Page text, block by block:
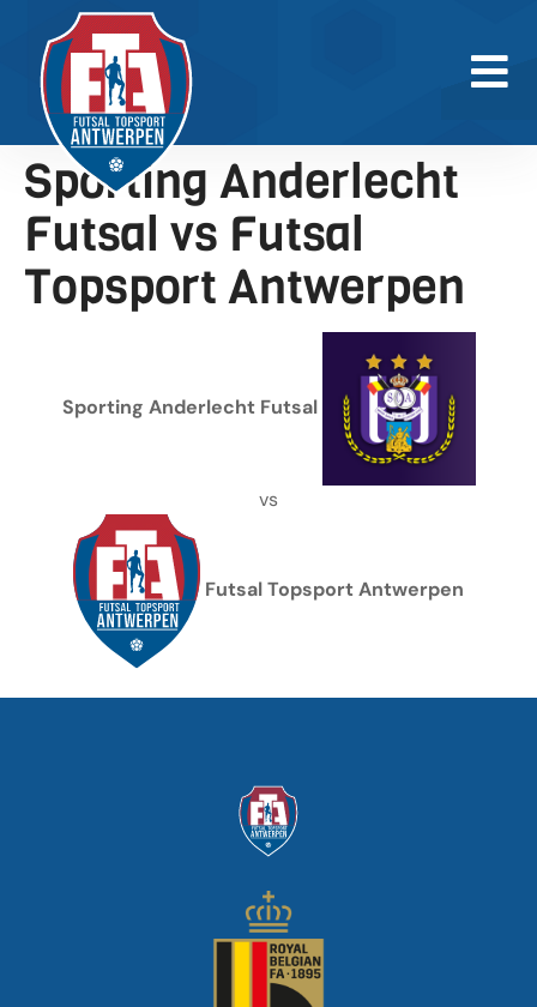
Sporting Anderlecht
Futsal vs Futsal
Topsport Antwerpen
Sporting Anderlecht Futsal
vs
Futsal Topsport Antwerpen